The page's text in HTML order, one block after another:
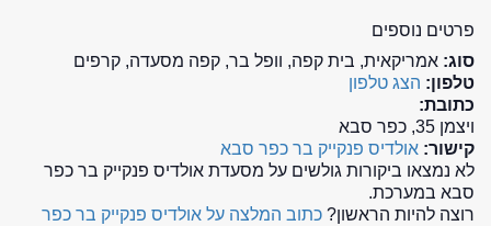
פרטים נוספים
סוג: אמריקאית, בית קפה, וופל בר, קפה מסעדה, קרפים
טלפון: הצג טלפון
כתובת:
ויצמן 35, כפר סבא
קישור: אולדיס פנקייק בר כפר סבא
לא נמצאו ביקורות גולשים על מסעדת אולדיס פנקייק בר כפר
סבא במערכת.
רוצה להיות הראשון? כתוב המלצה על אולדיס פנקייק בר כפר